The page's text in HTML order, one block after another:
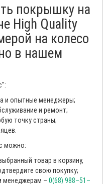
покрышку на
High Quality
на колесо
в нашем
и опытные менеджеры;
и ремонт;
точку страны;
можно:
товар в корзину,
свою покупку;
менеджерам – 0(68) 988–51–